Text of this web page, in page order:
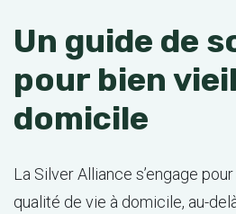
Un guide de
pour bien
domicile
La Silver Alliance s’engage pour améliorer votre
qualité de vie à domicile, au-